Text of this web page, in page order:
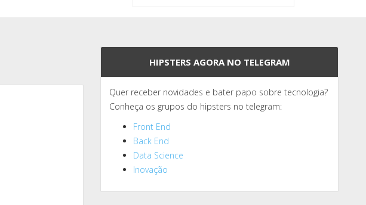
HIPSTERS AGORA NO TELEGRAM
Quer receber novidades e bater papo sobre tecnologia?
Conheça os grupos do hipsters no telegram:
Front End
Back End
Data Science
Inovação